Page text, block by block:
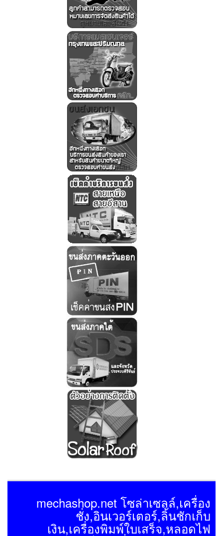
mechashop.net โซล่าเซลล์,เครื่อง
ชั่ง,อินเวอร์เตอร์,ลิ้นชักเก็บ
เงิน,เครื่องพิมพ์ใบเสร็จ,หลอดไฟ